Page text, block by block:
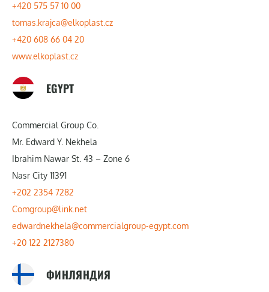
+420 575 57 10 00
tomas.krajca@elkoplast.cz
+420 608 66 04 20
www.elkoplast.cz
EGYPT
Commercial Group Co.
Mr. Edward Y. Nekhela
Ibrahim Nawar St. 43 – Zone 6
Nasr City 11391
+202 2354 7282
Comgroup@link.net
edwardnekhela@commercialgroup-egypt.com
+20 122 2127380
ФИНЛЯНДИЯ